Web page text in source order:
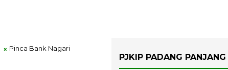
Pinca Bank Nagari
PJKIP PADANG PANJANG